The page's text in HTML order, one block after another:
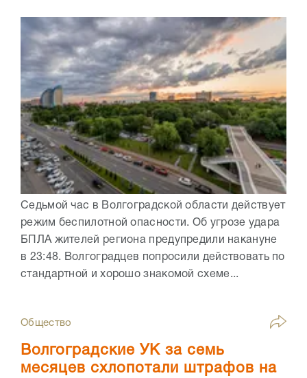
Седьмой час в Волгоградской области действует
режим беспилотной опасности. Об угрозе удара
БПЛА жителей региона предупредили накануне
в 23:48. Волгоградцев попросили действовать по
стандартной и хорошо знакомой схеме...
Общество
Волгоградские УК за семь
месяцев схлопотали штрафов на